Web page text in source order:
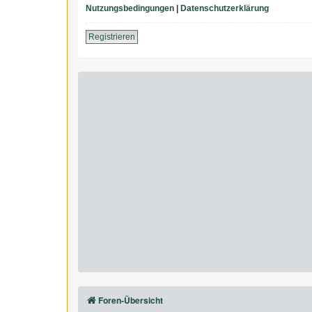
Nutzungsbedingungen | Datenschutzerklärung
Registrieren
Foren-Übersicht